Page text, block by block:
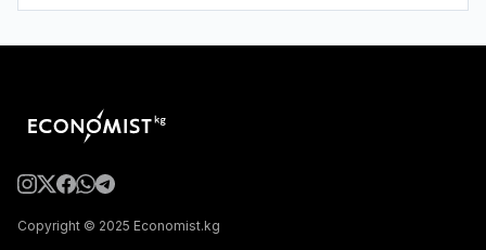
Copyright © 2025 Economist.kg